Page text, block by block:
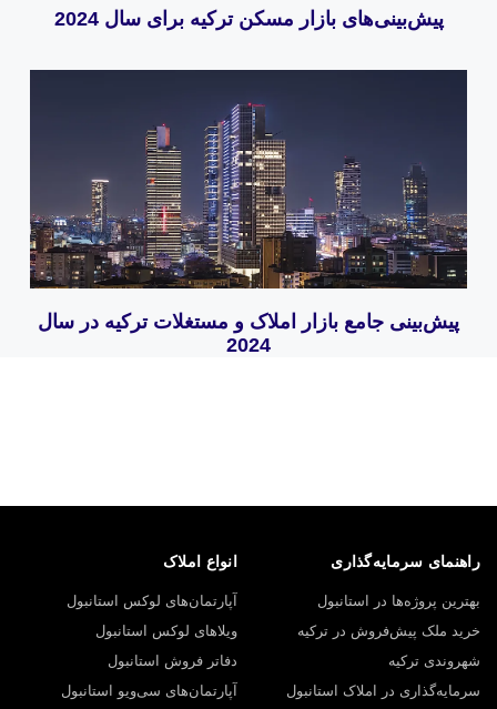
پیش‌بینی‌های بازار مسکن ترکیه برای سال 2024
پیش‌بینی جامع بازار املاک و مستغلات ترکیه در سال
2024
راهنمای سرمایه‌گذاری
بهترین پروژه‌ها در استانبول
خرید ملک پیش‌فروش در ترکیه
شهروندی ترکیه
سرمایه‌گذاری در املاک استانبول
انواع املاک
آپارتمان‌های لوکس استانبول
ویلاهای لوکس استانبول
دفاتر فروش استانبول
آپارتمان‌های سی‌ویو استانبول